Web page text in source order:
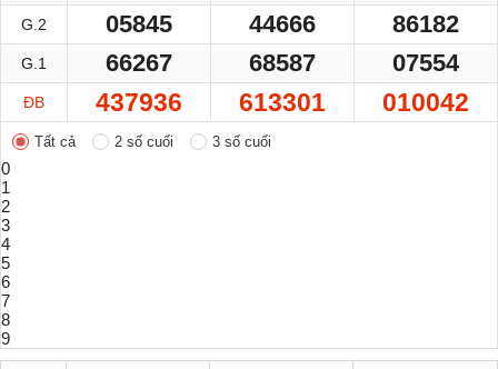
G.2 05845 44666 86182
G.1 66267 68587 07554
ĐB 437936 613301 010042
Tất cả 2 số cuối 3 số cuối
0
1
2
3
4
5
6
7
8
9